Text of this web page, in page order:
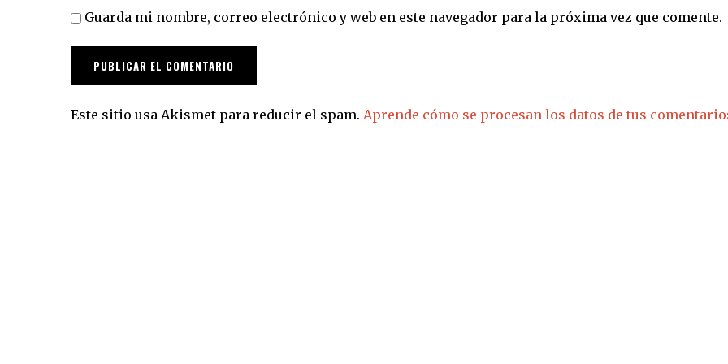
Guarda mi nombre, correo electrónico y web en este navegador para la próxima vez que comente.
Este sitio usa Akismet para reducir el spam. Aprende cómo se procesan los datos de tus